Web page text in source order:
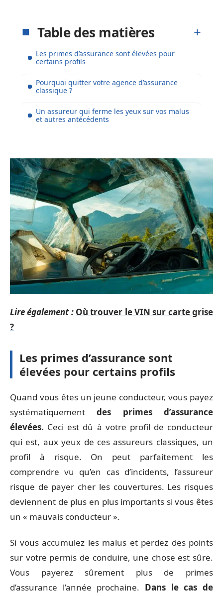
Table des matières
Les primes d’assurance sont élevées pour
certains profils
Pourquoi quitter votre agence d’assurance
classique ?
Un assureur qui ferme les yeux sur vos malus
et autres antécédents
Lire également : Où trouver le VIN sur carte grise
?
Les primes d’assurance sont
élevées pour certains profils
Quand vous êtes un jeune conducteur, vous payez
systématiquementdes primes d’assurance
élevées. Ceci est dû à votre profil de conducteur
qui est, aux yeux de ces assureurs classiques, un
profil à risque. On peut parfaitement les
comprendre vu qu’en cas d’incidents, l’assureur
risque de payer cher les couvertures. Les risques
deviennent de plus en plus importants si vous êtes
un « mauvais conducteur ».
Si vous accumulez les malus et perdez des points
sur votre permis de conduire, une chose est sûre.
Vous payerez sûrement plus de primes
d’assurance l’année prochaine. Dans le cas de